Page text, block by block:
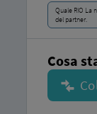
Quale RIO La
del partner.
Cosa